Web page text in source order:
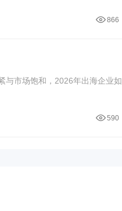
866
与市场饱和，2026年出海企业如
590